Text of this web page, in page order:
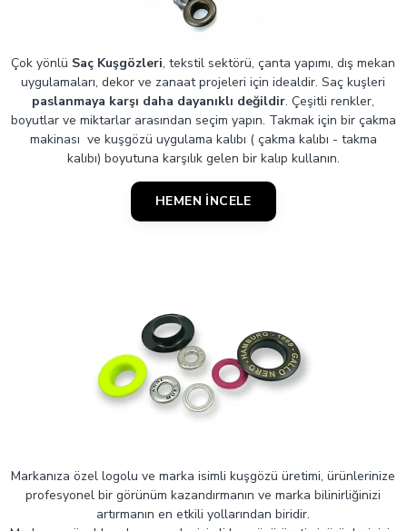
Çok yönlü Saç Kuşgözleri, tekstil sektörü, çanta yapımı, dış mekan
uygulamaları, dekor ve zanaat projeleri için idealdir. Saç kuşleri
paslanmaya karşı daha dayanıklı değildir. Çeşitli renkler,
boyutlar ve miktarlar arasından seçim yapın. Takmak için bir çakma
makinası ve kuşgözü uygulama kalıbı ( çakma kalıbı - takma
kalıbı) boyutuna karşılık gelen bir kalıp kullanın.
HEMEN İNCELE
Markanıza özel logolu ve marka isimli kuşgözü üretimi, ürünlerinize
profesyonel bir görünüm kazandırmanın ve marka bilinirliğinizi
artırmanın en etkili yollarından biridir.